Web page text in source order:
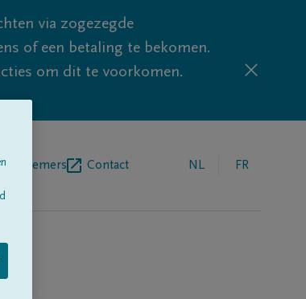
via zogezegde
of een betaling te bekomen.
om dit te voorkomen.
Contact NL FR